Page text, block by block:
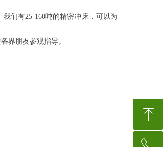
们有25-160吨的精密冲床，可以为
界朋友参观指导。
ꁸ
回到顶部